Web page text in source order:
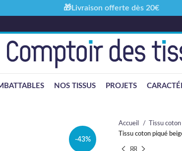
NOS TISSUS PROJETS
-43%
Accueil Tissu
Tissu coton piqué
🎁Livraison offerte dès 20€